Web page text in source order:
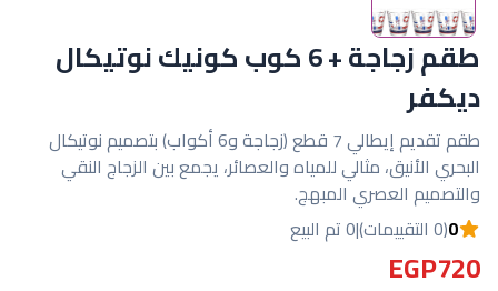
طقم زجاجة + 6 كوب كونيك نوتيكال
ديكفر
طقم تقديم إيطالي 7 قطع (زجاجة و6 أكواب) بتصميم نوتيكال
البحري الأنيق، مثالي للمياه والعصائر، يجمع بين الزجاج النقي
والتصميم العصري المبهج.
0(0 التقييمات) |0 تم البيع
EGP720